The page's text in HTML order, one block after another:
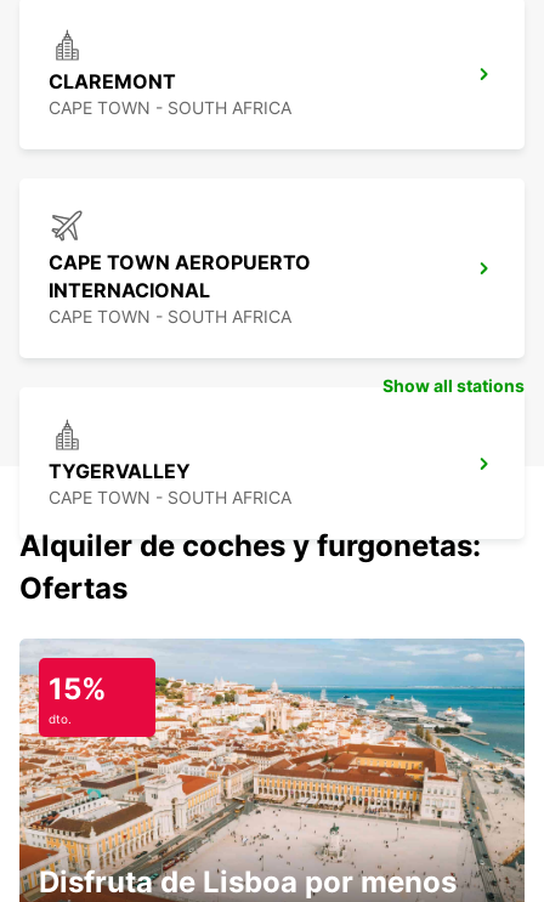
CLAREMONT
CAPE TOWN - SOUTH AFRICA
CAPE TOWN AEROPUERTO
INTERNACIONAL
CAPE TOWN - SOUTH AFRICA
TYGERVALLEY
CAPE TOWN - SOUTH AFRICA
Show all stations
Alquiler de coches y furgonetas:
Ofertas
15%
dto.
Disfruta de Lisboa por menos